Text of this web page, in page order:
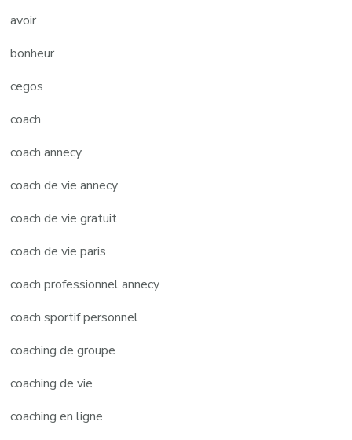
avoir
bonheur
cegos
coach
coach annecy
coach de vie annecy
coach de vie gratuit
coach de vie paris
coach professionnel annecy
coach sportif personnel
coaching de groupe
coaching de vie
coaching en ligne